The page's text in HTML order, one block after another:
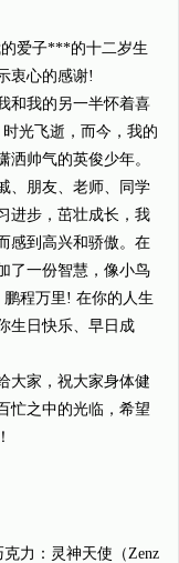
爱子***的十二岁生
衷心的感谢!
和我的另一半怀着喜
光飞逝，而今，我的
帅气的英俊少年。
、朋友、老师、同学
进步，茁壮成长，我
感到高兴和骄傲。在
了一份智慧，像小鸟
程万里! 在你的人生
生日快乐、早日成
大家，祝大家身体健
忙之中的光临，希望
克力：灵神天使（Zenz